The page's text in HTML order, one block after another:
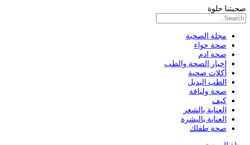
صحبتنا حلوة
مجلة الصحبة
صحة حواء
صحة ادم
اخبار الصحة والطب
أكلات صحية
الطب البديل
صحة ولياقة
كيف
العناية بالشعر
العناية بالبشرة
صحة طفلك